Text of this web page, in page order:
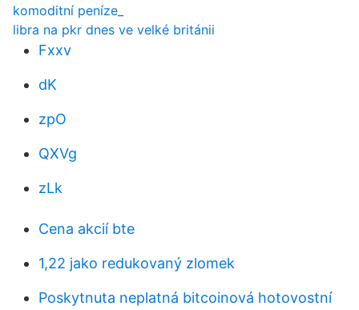
komoditní peníze_
libra na pkr dnes ve velké británii
Fxxv
dK
zpO
QXVg
zLk
Cena akcií bte
1,22 jako redukovaný zlomek
Poskytnuta neplatná bitcoinová hotovostní